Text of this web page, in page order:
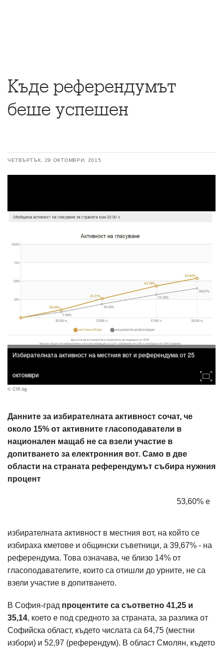
Къде референдумът
беше успешен
ЧЕТВЪРТЪК, 29 ОКТОМВРИ, 2015
Избирателната активност на местния вот и референдума от 25
октомври
© CIK.bg
Данните за избирателната активност сочат, че
около 15% от активните гласоподаватели в
национален мащаб не са взели участие в
допитването за електронния вот. Само в две
области на страната референдумът събира нужния
процент
53,60% е
избирателната активност в местния вот, на който се
избираха кметове и общински съветници, а 39,67% - на
референдума. Това означава, че близо 14% от
гласоподавателите, които са отишли до урните, не са
взели участие в допитването.
В София-град процентите са съответно 41,25 и
35,14, което е под средното за страната, за разлика от
Софийска област, където числата са 64,75 (местни
избори) и 52,97 (референдум). В област Смолян, където